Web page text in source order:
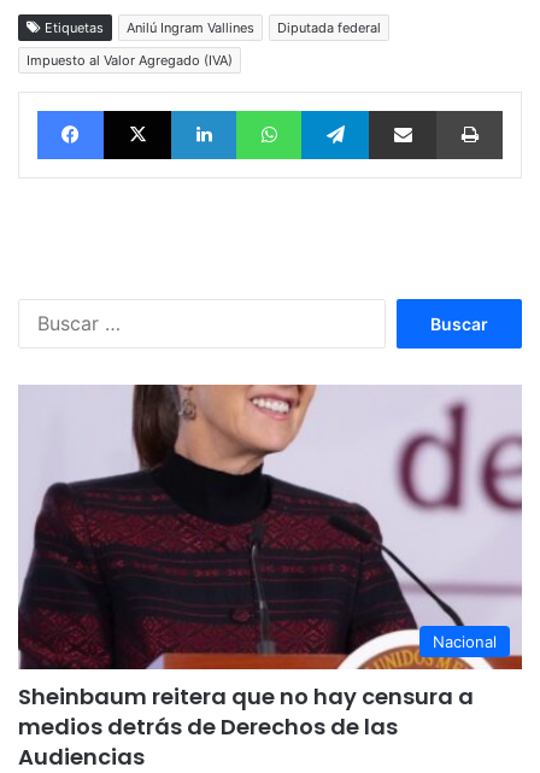
Etiquetas Anilú Ingram Vallines
Diputada federal
Impuesto al Valor Agregado (IVA)
FacebookX LinkedInWhatsAppTelegramvía email
Nacional
Sheinbaum reitera que no hay censura a
medios detrás de Derechos de las
Audiencias